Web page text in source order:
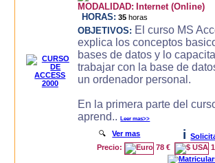
MODALIDAD: Internet (Online)
HORAS: 35 horas
OBJETIVOS: El curso MS
explica los conceptos
bases de datos y lo
trabajar con la base de
un ordenador personal.
En la primera parte del
aprend..Leer mas>>
🔍Ver mas i
Precio:
78 €